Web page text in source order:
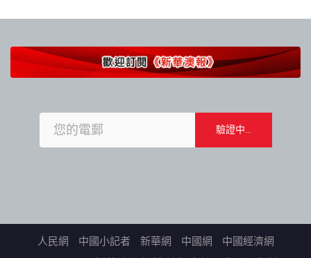
人民網 中國小記者 新華網 中國網 中國經濟網